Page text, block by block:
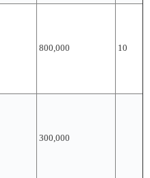
800,000 10
300,000